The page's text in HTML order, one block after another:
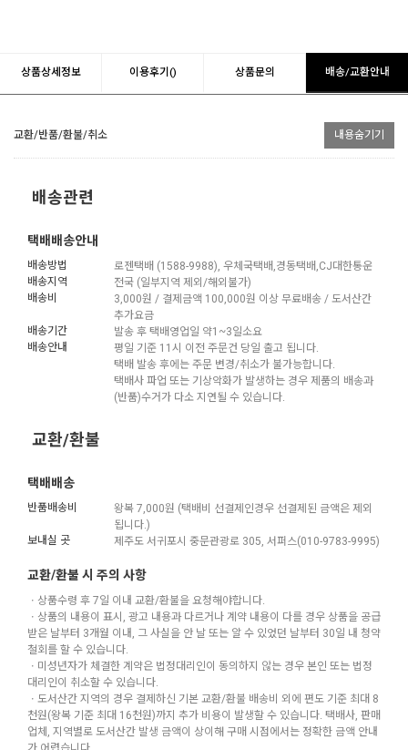
상품상세정보 이용후기() 상품문의 배송/교환안내
교환/반품/환불/취소 내용숨기기
배송관련
택배배송안내
배송방법
로젠택배 (1588-9988), 우체국택배,경동택배,CJ대한통운
배송지역
전국 (일부지역 제외/해외불가)
배송비
3,000원 / 결제금액 100,000원 이상 무료배송 / 도서산간
추가요금
배송기간
발송 후 택배영업일 약1~3일소요
배송안내
평일 기준 11시 이전 주문건 당일 출고 됩니다.
택배 발송 후에는 주문 변경/취소가 불가능합니다.
택배사 파업 또는 기상악화가 발생하는 경우 제품의 배송과
(반품)수거가 다소 지연될 수 있습니다.
교환/환불
택배배송
반품배송비
왕복 7,000원 (택배비 선결제인경우 선결제된 금액은 제외
됩니다.)
보내실 곳
제주도 서귀포시 중문관광로 305, 서퍼스(010-9783-9995)
교환/환불 시 주의 사항
ㆍ상품수령 후 7일 이내 교환/환불을 요청해야합니다.
ㆍ상품의 내용이 표시, 광고 내용과 다르거나 계약 내용이 다를 경우 상품을 공급
받은 날부터 3개월 이내, 그 사실을 안 날 또는 알 수 있었던 날부터 30일 내 청약
철회를 할 수 있습니다.
ㆍ미성년자가 체결한 계약은 법정대리인이 동의하지 않는 경우 본인 또는 법정
대리인이 취소할 수 있습니다.
ㆍ도서산간 지역의 경우 결제하신 기본 교환/환불 배송비 외에 편도 기준 최대 8
천원(왕복 기준 최대 16천원)까지 추가 비용이 발생할 수 있습니다. 택배사, 판매
업체, 지역별로 도서산간 발생 금액이 상이해 구매 시점에서는 정확한 금액 안내